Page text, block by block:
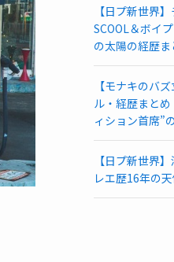
【日プ新世界
SCOOL＆ボイ
の太陽の経歴ま
【モナキのバ
ル・経歴まと
ィション首席”
【日プ新世界
レエ歴16年の